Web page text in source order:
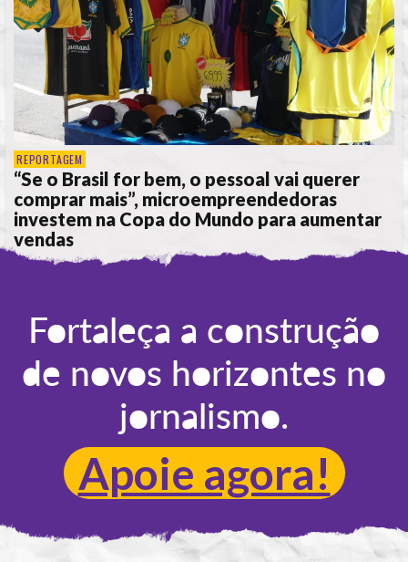
REPORTAGEM
“Se o Brasil for bem, o pessoal vai querer
comprar mais”, microempreendedoras
investem na Copa do Mundo para aumentar
vendas
Fortaleça a construção
de novos horizontes no
jornalismo.
Apoie agora!